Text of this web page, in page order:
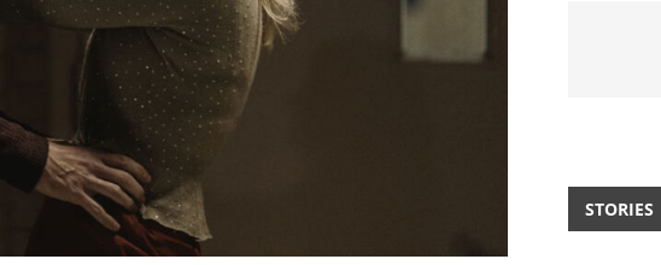
STORIES